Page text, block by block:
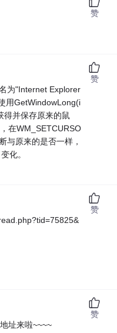
赞
为"Internet Explorer
用GetWindowLong(i
得并保存原来的鼠
在WM_SETCURSO
与原来的是否一样，
化。
赞
赞
址来啦~~~~
赞